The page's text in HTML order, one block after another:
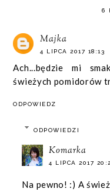
6
Majka
4 LIPCA 2017 18:13
Ach...będzie mi
świeżych pomidorów
ODPOWIEDZ
ODPOWIEDZI
Komarka
4 LIPCA 2017
Na pewno! :) A